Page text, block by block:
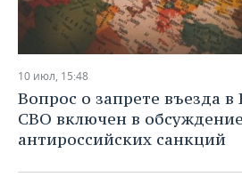
10 июл, 15:48
Вопрос о запрете въезда
СВО включен в
антироссийских санкций